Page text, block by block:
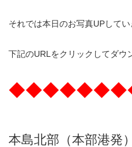
それでは本日のお写真UPしてい
下記のURLをクリックしてダウ
本島北部（本部港発